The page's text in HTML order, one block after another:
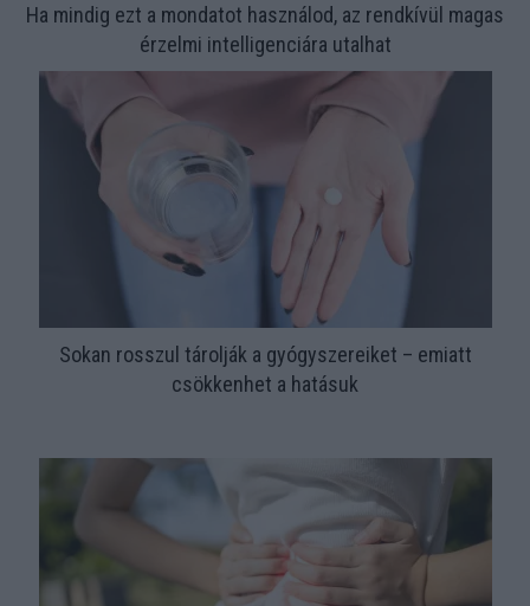
Ha mindig ezt a mondatot használod, az rendkívül magas
érzelmi intelligenciára utalhat
Sokan rosszul tárolják a gyógyszereiket – emiatt
csökkenhet a hatásuk